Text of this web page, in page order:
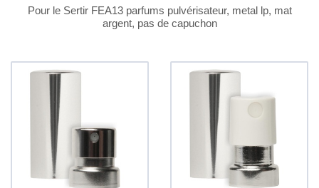
Pour le Sertir FEA13 parfums pulvérisateur, metal lp, mat
argent, pas de capuchon